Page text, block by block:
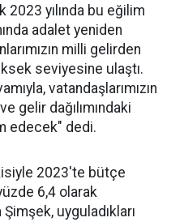
yılında bu eğilim
adalet yeniden
milli gelirden
seviyesine ulaştı.
vatandaşlarımızın
gelir dağılımındaki
edecek" dedi.
2023'te bütçe
6,4 olarak
uyguladıkları